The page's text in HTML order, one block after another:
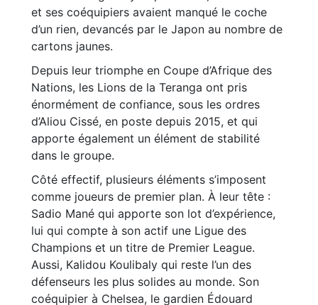
et ses coéquipiers avaient manqué le coche
d’un rien, devancés par le Japon au nombre de
cartons jaunes.
Depuis leur triomphe en Coupe d’Afrique des
Nations, les Lions de la Teranga ont pris
énormément de confiance, sous les ordres
d’Aliou Cissé, en poste depuis 2015, et qui
apporte également un élément de stabilité
dans le groupe.
Côté effectif, plusieurs éléments s’imposent
comme joueurs de premier plan. À leur tête :
Sadio Mané qui apporte son lot d’expérience,
lui qui compte à son actif une Ligue des
Champions et un titre de Premier League.
Aussi, Kalidou Koulibaly qui reste l’un des
défenseurs les plus solides au monde. Son
coéquipier à Chelsea, le gardien Édouard